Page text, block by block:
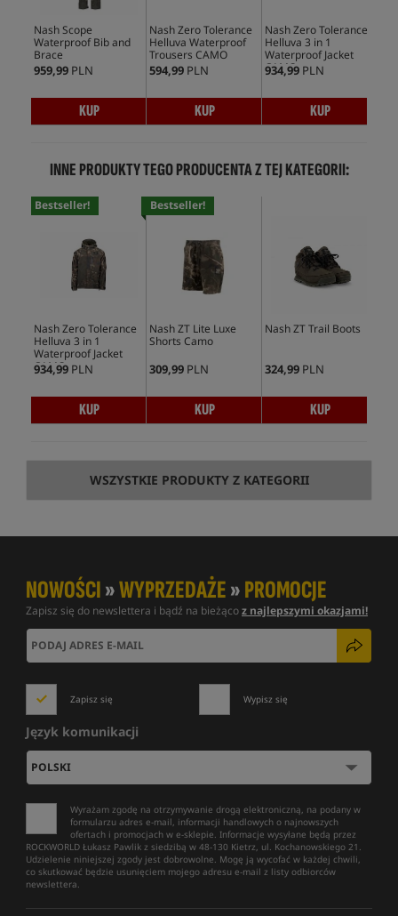
Nash Scope
Waterproof Bib and
Brace
959,99 PLN
KUP
Nash Zero Tolerance
Helluva Waterproof
Trousers CAMO
594,99 PLN
KUP
Nash Zero Tolerance
Helluva 3 in 1
Waterproof Jacket
CAMO
934,99 PLN
KUP
INNE PRODUKTY TEGO PRODUCENTA Z TEJ KATEGORII:
Bestseller!
Nash Zero Tolerance
Helluva 3 in 1
Waterproof Jacket
CAMO
934,99 PLN
KUP
Bestseller!
Nash ZT Lite Luxe
Shorts Camo
309,99 PLN
KUP
Nash ZT Trail Boots
324,99 PLN
KUP
WSZYSTKIE PRODUKTY Z KATEGORII
NOWOŚCI»WYPRZEDAŻE»PROMOCJE
Zapisz się do newslettera i bądź na bieżącoz najlepszymi okazjami!
Zapisz się Wypisz się
Język komunikacji
Wyrażam zgodę na otrzymywanie drogą elektroniczną, na podany w
formularzu adres e-mail, informacji handlowych o najnowszych
ofertach i promocjach w e-sklepie. Informacje wysyłane będą przez
ROCKWORLD Łukasz Pawlik z siedzibą w 48-130 Kietrz, ul. Kochanowskiego 21.
Udzielenie niniejszej zgody jest dobrowolne. Mogę ją wycofać w każdej chwili,
co skutkować będzie usunięciem mojego adresu e-mail z listy odbiorców
newslettera.